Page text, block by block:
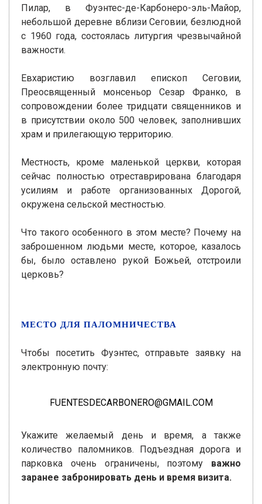
Пилар, в Фуэнтес-де-Карбонеро-эль-Майор,
небольшой деревне вблизи Сеговии, безлюдной
с 1960 года, состоялась литургия чрезвычайной
важности.
Евхаристию возглавил епископ Сеговии,
Преосвященный монсеньор Сезар Франко, в
сопровождении более тридцати священников и
в присутствии около 500 человек, заполнивших
храм и прилегающую территорию.
Местность, кроме маленькой церкви, которая
сейчас полностью отреставрирована благодаря
усилиям и работе организованных Дорогой,
окружена сельской местностью.
Что такого особенного в этом месте? Почему на
заброшенном людьми месте, которое, казалось
бы, было оставлено рукой Божьей, отстроили
церковь?
МЕСТО ДЛЯ ПАЛОМНИЧЕСТВА
Чтобы посетить Фуэнтес, отправьте заявку на
электронную почту:
FUENTESDECARBONERO@GMAIL.COM
Укажите желаемый день и время, а также
количество паломников. Подъездная дорога и
парковка очень ограничены, поэтому важно
заранее забронировать день и время визита.